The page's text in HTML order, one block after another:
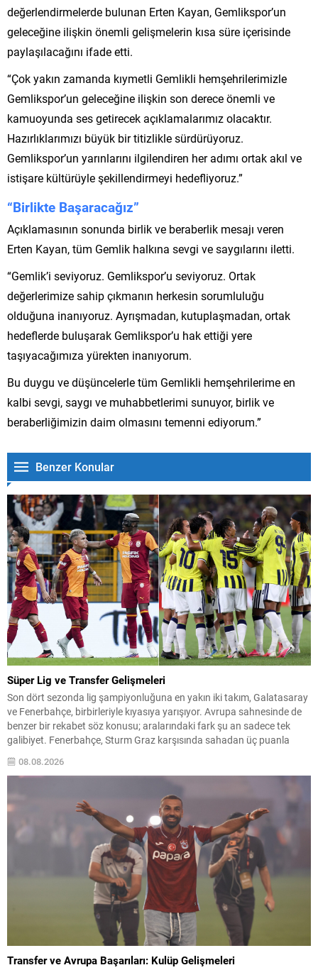
değerlendirmelerde bulunan Erten Kayan, Gemlikspor’un
geleceğine ilişkin önemli gelişmelerin kısa süre içerisinde
paylaşılacağını ifade etti.
“Çok yakın zamanda kıymetli Gemlikli hemşehrilerimizle
Gemlikspor’un geleceğine ilişkin son derece önemli ve
kamuoyunda ses getirecek açıklamalarımız olacaktır.
Hazırlıklarımızı büyük bir titizlikle sürdürüyoruz.
Gemlikspor’un yarınlarını ilgilendiren her adımı ortak akıl ve
istişare kültürüyle şekillendirmeyi hedefliyoruz.”
“Birlikte Başaracağız”
Açıklamasının sonunda birlik ve beraberlik mesajı veren
Erten Kayan, tüm Gemlik halkına sevgi ve saygılarını iletti.
“Gemlik’i seviyoruz. Gemlikspor’u seviyoruz. Ortak
değerlerimize sahip çıkmanın herkesin sorumluluğu
olduğuna inanıyoruz. Ayrışmadan, kutuplaşmadan, ortak
hedeflerde buluşarak Gemlikspor’u hak ettiği yere
taşıyacağımıza yürekten inanıyorum.
Bu duygu ve düşüncelerle tüm Gemlikli hemşehrilerime en
kalbi sevgi, saygı ve muhabbetlerimi sunuyor, birlik ve
beraberliğimizin daim olmasını temenni ediyorum.”
Benzer Konular
Süper Lig ve Transfer Gelişmeleri
Son dört sezonda lig şampiyonluğuna en yakın iki takım, Galatasaray
ve Fenerbahçe, birbirleriyle kıyasıya yarışıyor. Avrupa sahnesinde de
benzer bir rekabet söz konusu; aralarındaki fark şu an sadece tek
galibiyet. Fenerbahçe, Sturm Graz karşısında sahadan üç puanla
ve Kulüp Hamleleri Galatasaray,...
08.08.2026
Transfer ve Avrupa Başarıları: Kulüp Gelişmeleri